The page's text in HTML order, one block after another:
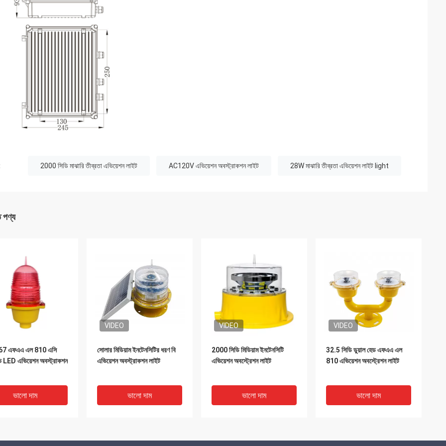
2000 সিডি মাঝারি তীব্রতা এভিয়েশন লাইট AC120V এভিয়েশন অবস্ট্রাকশন লাইট 28W মাঝারি তীব্রতা এভিয়েশন লাইট light
পণ্য
এফএএ এল 810 এসি
LED এভিয়েশন অবস্ট্রাকশন
ভালো দাম
VIDEO
সোলার মিডিয়াম ইনটেনসিটির ধরণ বি
এভিয়েশন অবস্ট্রাকশন লাইট
ভালো দাম
VIDEO
2000 সিডি মিডিয়াম ইনটেনসিটি
এভিয়েশন অবস্ট্রেশন লাইট
ভালো দাম
VIDEO
32.5 সিডি ডুয়াল হেড এফএএ এল
810 এভিয়েশন অবস্ট্রেশন লাইট
ভালো দাম